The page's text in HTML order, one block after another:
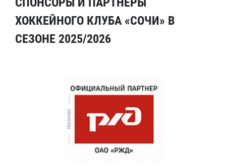
ХОККЕЙНОГО КЛУБА «СОЧИ» В
СЕЗОНЕ 2025/2026